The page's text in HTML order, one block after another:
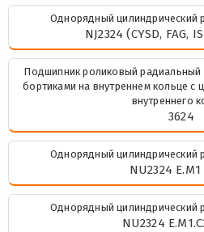
Однорядный цилиндрический
NJ2324 (CYSD, FAG,
Подшипник роликовый радиальный
бортиками на внутреннем кольце с
внутреннего
3624
Однорядный цилиндрический
NU2324 E.M1
Однорядный цилиндрический
NU2324